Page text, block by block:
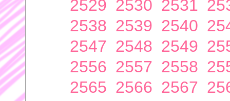
2529 2530 2531
2538 2539 2540
2547 2548 2549
2556 2557 2558
2565 2566 2567